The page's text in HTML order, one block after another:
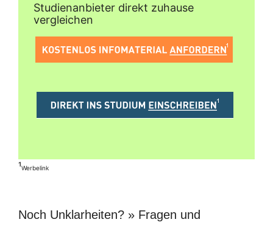
Studienanbieter direkt zuhause
vergleichen
¹Werbelink
Noch Unklarheiten? » Fragen und